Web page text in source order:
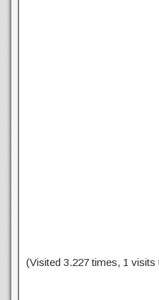
(Visited 3.227 times, 1 visits